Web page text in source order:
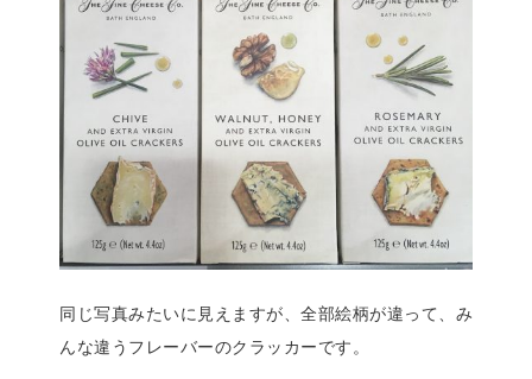
同じ写真みたいに見えますが、全部絵柄が違って、み
んな違うフレーバーのクラッカーです。